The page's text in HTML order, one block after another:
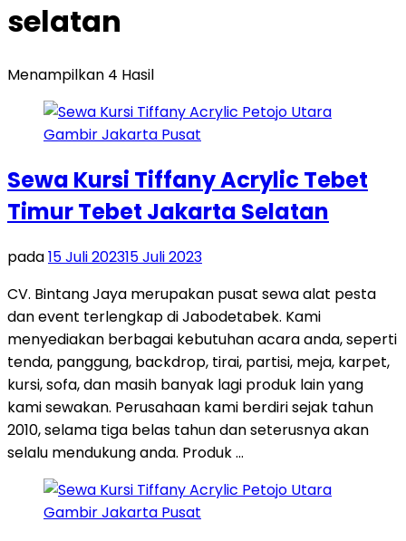
selatan
Menampilkan 4 Hasil
Sewa Kursi Tiffany Acrylic Tebet
Timur Tebet Jakarta Selatan
pada15 Juli 202315 Juli 2023
CV. Bintang Jaya merupakan pusat sewa alat pesta
dan event terlengkap di Jabodetabek. Kami
menyediakan berbagai kebutuhan acara anda, seperti
tenda, panggung, backdrop, tirai, partisi, meja, karpet,
kursi, sofa, dan masih banyak lagi produk lain yang
kami sewakan. Perusahaan kami berdiri sejak tahun
2010, selama tiga belas tahun dan seterusnya akan
selalu mendukung anda. Produk …